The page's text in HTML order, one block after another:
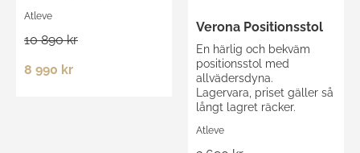
Atleve
10 890 kr
8 990 kr
Verona Positionsstol
En härlig och bekväm
positionsstol med
allvädersdyna.
Lagervara, priset gäller så
långt lagret räcker.
Atleve